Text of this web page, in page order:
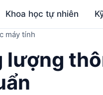
Khoa học tự nhiên
máy tính
lượng